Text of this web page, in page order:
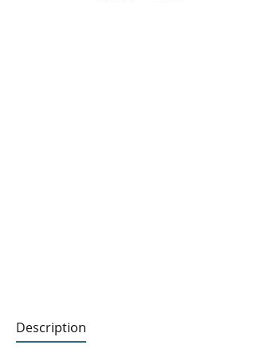
Description